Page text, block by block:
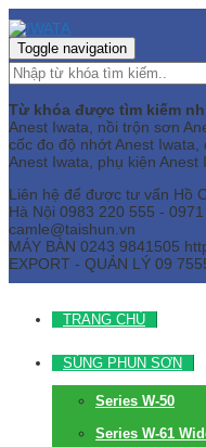
Toggle navigation
Từ khóa được tìm kiếm
Anest Iwata, nồi trộn sơn
cốc đo độ nhớt Anest
Anest Iwata, phụ kiện
Liên hệ để được tư vấn Hồ
Hà Nội 0983 220 555 -
camle@taishun.vn
MÁY BÀN 0243 9841505
EXPORT - QUẢN LÝ 09
TRANG CHỦ
SÚNG PHUN SƠN
Series W-50
Series W-61